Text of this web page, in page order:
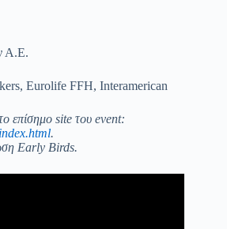
Α.Ε.
Eurolife FFH, Interamerican
επίσημο site του event:
.
Early Birds.